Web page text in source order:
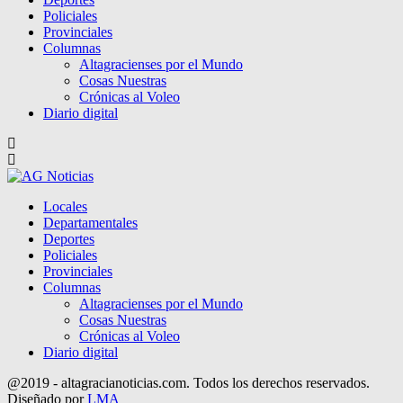
Policiales
Provinciales
Columnas
Altagracienses por el Mundo
Cosas Nuestras
Crónicas al Voleo
Diario digital
Locales
Departamentales
Deportes
Policiales
Provinciales
Columnas
Altagracienses por el Mundo
Cosas Nuestras
Crónicas al Voleo
Diario digital
@2019 - altagracianoticias.com. Todos los derechos reservados.
Diseñado porLMA